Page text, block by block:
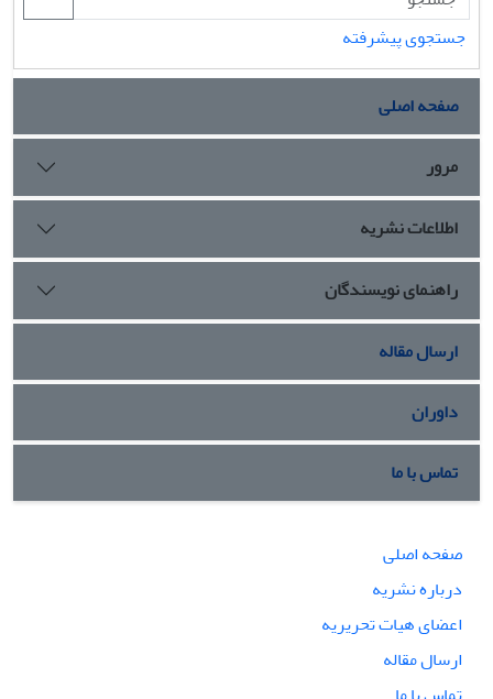
جستجوی پیشرفته
صفحه اصلی
مرور
اطلاعات نشریه
راهنمای نویسندگان
ارسال مقاله
داوران
تماس با ما
صفحه اصلی
درباره نشریه
اعضای هیات تحریریه
ارسال مقاله